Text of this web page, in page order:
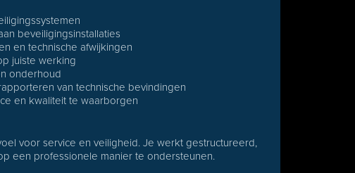
beveiligingsinstallaties
en technische afwijkingen
juiste werking
onderhoud
van technische bevindingen
en kwaliteit te waarborgen
voor service en veiligheid. Je werkt gestructureerd,
een professionele manier te ondersteunen.